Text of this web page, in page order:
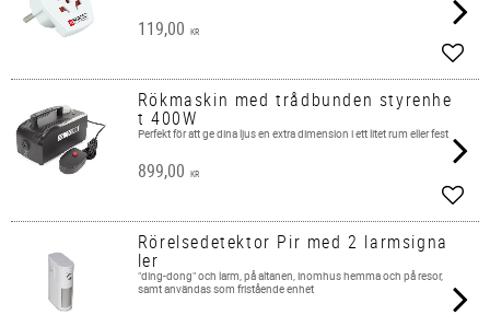
119,00 KR
Rökmaskin med trådbunden styrenhe
t 400W
Perfekt för att ge dina ljus en extra dimension i ett litet rum eller fest
899,00 KR
Rörelsedetektor Pir med 2 larmsigna
ler
"ding-dong" och larm, på altanen, inomhus hemma och på resor,
samt användas som fristående enhet